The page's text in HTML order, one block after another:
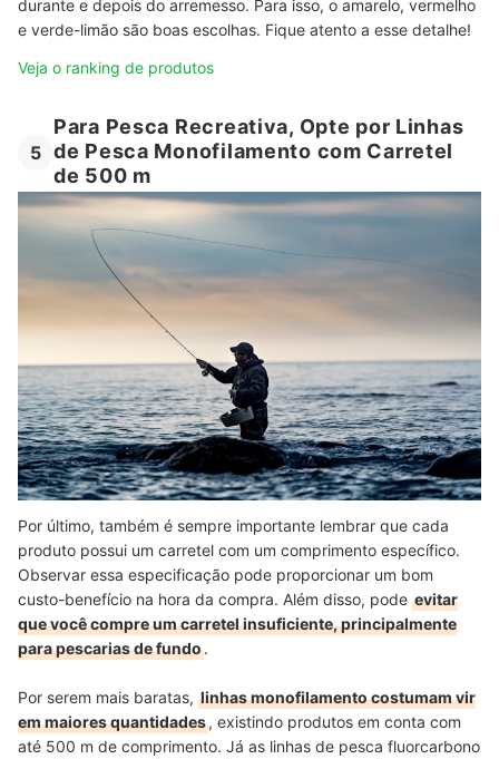
durante e depois do arremesso. Para isso, o amarelo, vermelho
e verde-limão são boas escolhas. Fique atento a esse detalhe!
Veja o ranking de produtos
5
Para Pesca Recreativa, Opte por Linhas
de Pesca Monofilamento com Carretel
de 500 m
Por último, também é sempre importante lembrar que cada
produto possui um carretel com um comprimento específico.
Observar essa especificação pode proporcionar um bom
custo-benefício na hora da compra. Além disso, pode evitar
que você compre um carretel insuficiente, principalmente
para pescarias de fundo.
Por serem mais baratas, linhas monofilamento costumam vir
em maiores quantidades, existindo produtos em conta com
até 500 m de comprimento. Já as linhas de pesca fluorcarbono